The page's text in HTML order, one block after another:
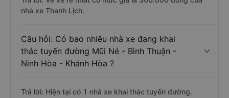
nhà xe Thanh Lịch.
Câu hỏi: Có bao nhiêu nhà xe đang khai
thác tuyến đường Mũi Né - Bình Thuận -
Ninh Hòa - Khánh Hòa ?
Trả lời: Hiện tại có 1 nhà xe khai thác tuyến đường.